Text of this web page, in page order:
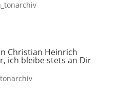
Christian Heinrich
ich bleibe stets an Dir